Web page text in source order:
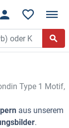
Type 1 Motif,
aus unserem
.